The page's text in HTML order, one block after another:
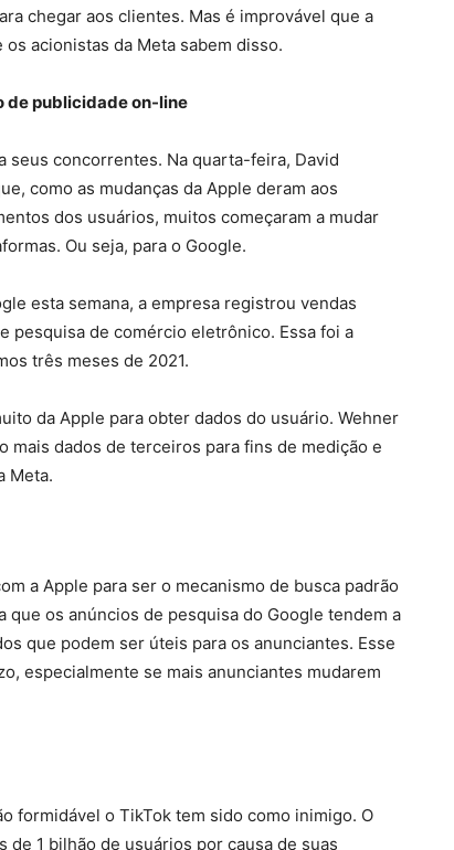
chegar aos clientes. Mas é improvável que a
acionistas da Meta sabem disso.
de publicidade on-line
seus concorrentes. Na quarta-feira, David
como as mudanças da Apple deram aos
dos usuários, muitos começaram a mudar
Ou seja, para o Google.
esta semana, a empresa registrou vendas
pesquisa de comércio eletrônico. Essa foi a
três meses de 2021.
da Apple para obter dados do usuário. Wehner
mais dados de terceiros para fins de medição e
Meta.
a Apple para ser o mecanismo de busca padrão
que os anúncios de pesquisa do Google tendem a
que podem ser úteis para os anunciantes. Esse
especialmente se mais anunciantes mudarem
formidável o TikTok tem sido como inimigo. O
1 bilhão de usuários por causa de suas